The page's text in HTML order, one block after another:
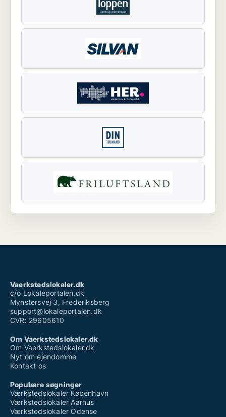
Vaerkstedslokaler.dk
c/o Lokaleportalen.dk
Mynstersvej 3, Frederiksberg
support@lokaleportalen.dk
CVR: 29605610
Om Vaerkstedslokaler.dk
Om Vaerkstedslokaler.dk
Nyt om ejendomme
Kontakt os
Populære søgninger
Værkstedslokaler København
Værkstedslokaler Aarhus
Værkstedslokaler Odense